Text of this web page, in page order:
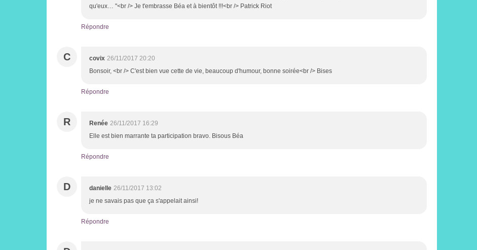
qu'eux… "<br /> Je t'embrasse Béa et à bientôt !!!<br /> Patrick Riot
Répondre
C covix 26/11/2017 20:20
Bonsoir, <br /> C'est bien vue cette de vie, beaucoup d'humour, bonne soirée<br /> Bises
Répondre
R Renée 26/11/2017 16:29
Elle est bien marrante ta participation bravo. Bisous Béa
Répondre
D danielle 26/11/2017 13:02
je ne savais pas que ça s'appelait ainsi!
Répondre